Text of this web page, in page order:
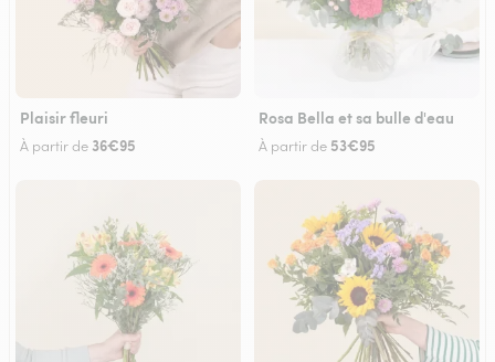
Plaisir fleuri
À partir de 36€95
Rosa Bella et sa bulle d'eau
À partir de 53€95